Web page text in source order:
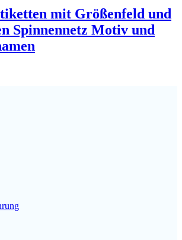
mit Größenfeld und
Spinnennetz Motiv und